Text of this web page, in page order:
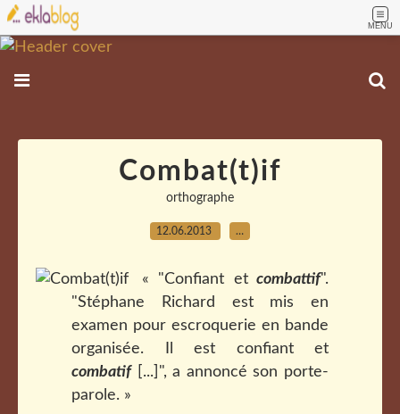
MENU
Combat(t)if
orthographe
12.06.2013 …
« "Confiant etcombattif".
"Stéphane Richard est mis en
examen pour escroquerie en bande
organisée. Il est confiant et
combatif[...]", a annoncé son porte-
parole. »